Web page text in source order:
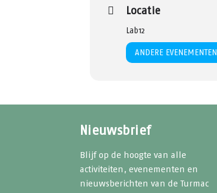
Locatie
Lab12
ANDERE EVENEMENTEN
Nieuwsbrief
Blijf op de hoogte van alle
activiteiten, evenementen en
nieuwsberichten van de Turmac